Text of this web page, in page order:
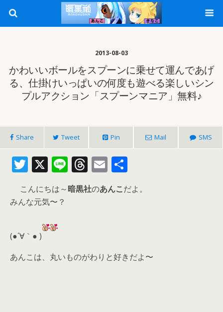
2013-08-03
かわいいボールをスプーンに乗せて運んであげ
る、仕掛けいっぱいの何度も遊べる楽しいシン
プルアクション「スプーンマニア」無料♪
Share Tweet Pin Mail SMS
T
w
itt
er
X Li
n
e
T
h
re
E
m
ai
有
こんにちは～暗黒社のあんこだよ。
みんな元気〜？
(●´∀｀● )
あんこは、丸いものがわりと好きだよ〜